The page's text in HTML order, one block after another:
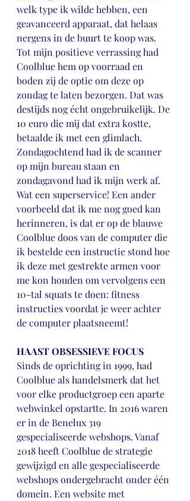
welk type ik wilde hebben, een
geavanceerd apparaat, dat helaas
nergens in de buurt te koop was.
Tot mijn positieve verrassing had
Coolblue hem op voorraad en
boden zij de optie om deze op
zondag te laten bezorgen. Dat was
destijds nog écht ongebruikelijk. De
10 euro die mij dat extra kostte,
betaalde ik met een glimlach.
Zondagochtend had ik de scanner
op mijn bureau staan en
zondagavond had ik mijn werk af.
Wat een superservice! Een ander
voorbeeld dat ik me nog goed kan
herinneren, is dat er op de blauwe
Coolblue doos van de computer die
ik bestelde een instructie stond hoe
ik deze met gestrekte armen voor
me kon houden om vervolgens een
10-tal squats te doen: fitness
instructies voordat je weer achter
de computer plaatsneemt!
HAAST OBSESSIEVE FOCUS
Sinds de oprichting in 1999, had
Coolblue als handelsmerk dat het
voor elke productgroep een aparte
webwinkel opstartte. In 2016 waren
er in de Benelux 319
gespecialiseerde webshops. Vanaf
2018 heeft Coolblue de strategie
gewijzigd en alle gespecialiseerde
webshops ondergebracht onder één
domein. Een website met